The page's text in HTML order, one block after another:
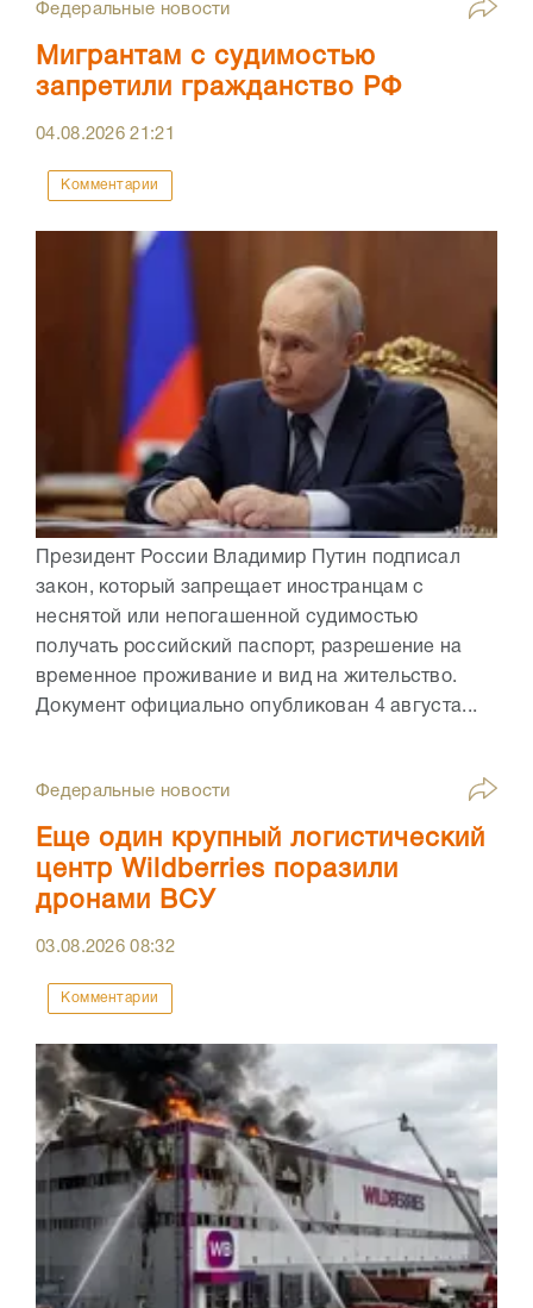
Федеральные новости
Мигрантам с судимостью
запретили гражданство РФ
04.08.202621:21
Комментарии
Президент России Владимир Путин подписал
закон, который запрещает иностранцам с
неснятой или непогашенной судимостью
получать российский паспорт, разрешение на
временное проживание и вид на жительство.
Документ официально опубликован 4 августа...
Федеральные новости
Еще один крупный логистический
центр Wildberries поразили
дронами ВСУ
03.08.202608:32
Комментарии